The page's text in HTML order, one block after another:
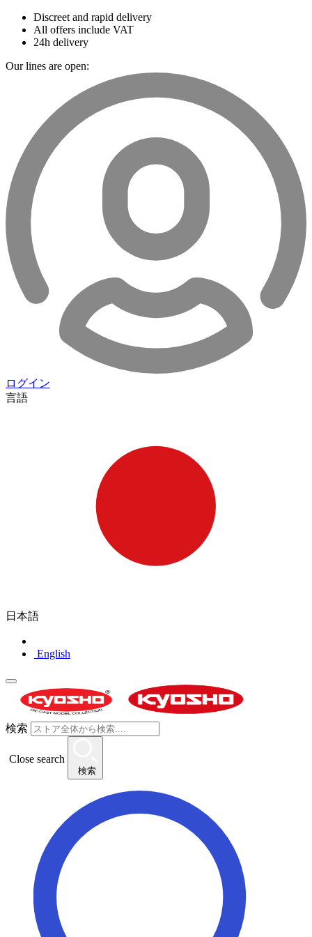
Discreet and rapid delivery
All offers include VAT
24h delivery
Our lines are open:
ログイン
言語
日本語
English
検索
Close search
検索